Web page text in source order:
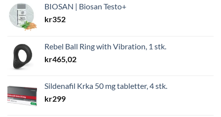
BIOSAN | Biosan Testo+
kr352
Rebel Ball Ring with Vibration, 1 stk.
kr465,02
Sildenafil Krka 50 mg tabletter, 4 stk.
kr299